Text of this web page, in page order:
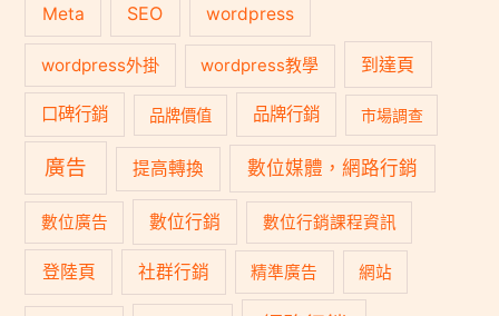
Meta SEO wordpress
wordpress外掛 wordpress教學 到達頁
口碑行銷 品牌價值 品牌行銷 市場調查
廣告 提高轉換 數位媒體，網路行銷
數位廣告 數位行銷 數位行銷課程資訊
登陸頁 社群行銷 精準廣告 網站